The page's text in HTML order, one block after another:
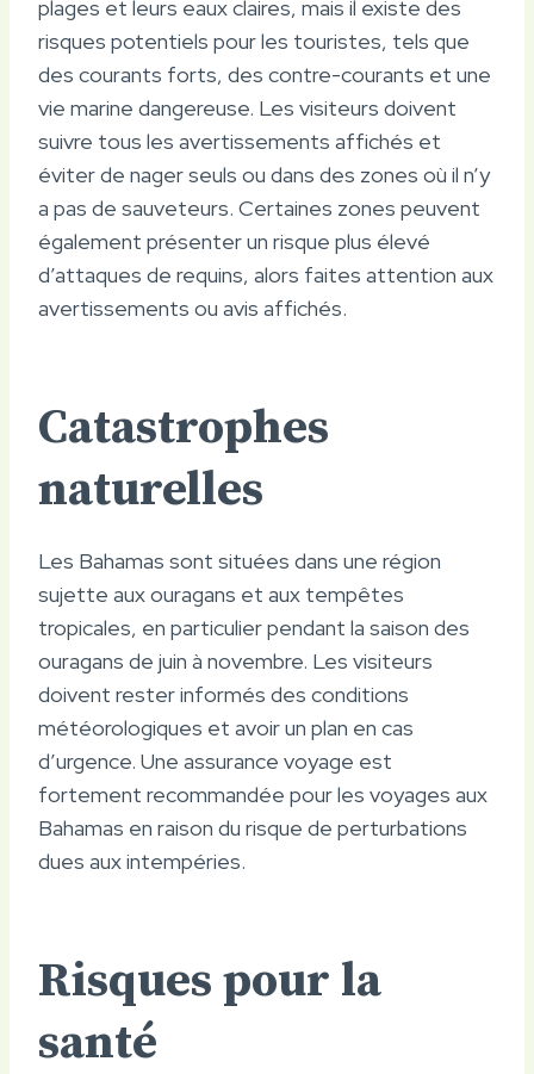
plages et leurs eaux claires, mais il existe des
risques potentiels pour les touristes, tels que
des courants forts, des contre-courants et une
vie marine dangereuse. Les visiteurs doivent
suivre tous les avertissements affichés et
éviter de nager seuls ou dans des zones où il n’y
a pas de sauveteurs. Certaines zones peuvent
également présenter un risque plus élevé
d’attaques de requins, alors faites attention aux
avertissements ou avis affichés.
Catastrophes
naturelles
Les Bahamas sont situées dans une région
sujette aux ouragans et aux tempêtes
tropicales, en particulier pendant la saison des
ouragans de juin à novembre. Les visiteurs
doivent rester informés des conditions
météorologiques et avoir un plan en cas
d’urgence. Une assurance voyage est
fortement recommandée pour les voyages aux
Bahamas en raison du risque de perturbations
dues aux intempéries.
Risques pour la
santé